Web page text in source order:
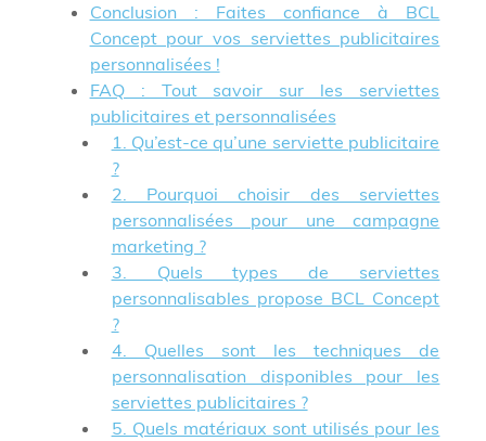
Conclusion : Faites confiance à BCL
Concept pour vos serviettes publicitaires
personnalisées !
FAQ : Tout savoir sur les serviettes
publicitaires et personnalisées
1. Qu’est-ce qu’une serviette publicitaire
?
2. Pourquoi choisir des serviettes
personnalisées pour une campagne
marketing ?
3. Quels types de serviettes
personnalisables propose BCL Concept
?
4. Quelles sont les techniques de
personnalisation disponibles pour les
serviettes publicitaires ?
5. Quels matériaux sont utilisés pour les